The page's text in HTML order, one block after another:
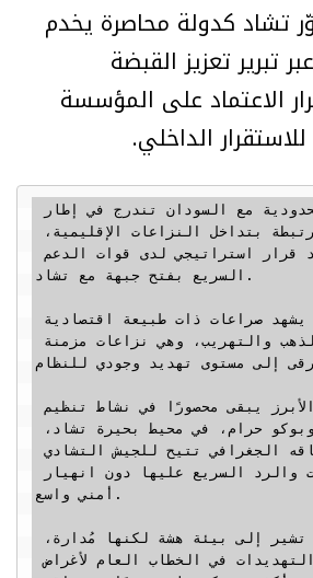
تشاد كدولة محاصرة يخدم
تبرير تعزيز القبضة
الاعتماد على المؤسسة
الداخلي.
ولا تعكس وجود قرار استراتيجي لدى قوات الدعم
السريع بفتح جبهة مع تشاد.
إلى مستوى تهديد وجودي للنظام.
التهديد المنظم الأبرز يبقى محصورًا في نشاط تنظيم
إلا أن محدودية نطاقه الجغرافي تتيح للجيش التشادي
أمني واسع.
حيث تُضخّم بعض التهديدات في الخطاب العام لأغراض